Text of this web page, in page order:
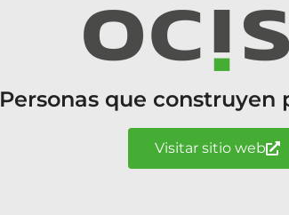
Personas que construyen
Visitar sitio web